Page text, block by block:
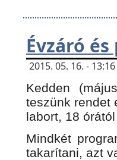
Évzáró
2015. 05. 16. -
Kedden
teszünk rendet
labort, 18
Mindkét
takarítani, azt